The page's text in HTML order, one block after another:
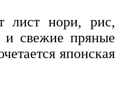
лист нори, рис,
и свежие пряные
японская